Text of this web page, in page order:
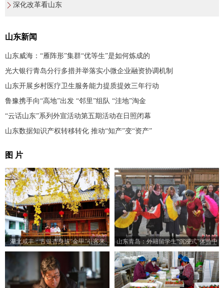
深化改革看山东
山东新闻
山东威海：“雁阵形”集群“优等生”是如何炼成的
光大银行青岛分行多措并举落实小微企业融资协调机制
山东开展乡村医疗卫生服务能力提质提效三年行动
鲁豫携手向“高地”出发 “邻里”组队 “洼地”淘金
“云话山东”系列外宣活动第五期活动在日照闭幕
山东数据知识产权转移转化 推动“知产”变“资产”
图 片
湖北咸丰：古银杏身披“金甲”引客来
山东青岛：外籍留学生“沉浸式”体验中
国乡村之美